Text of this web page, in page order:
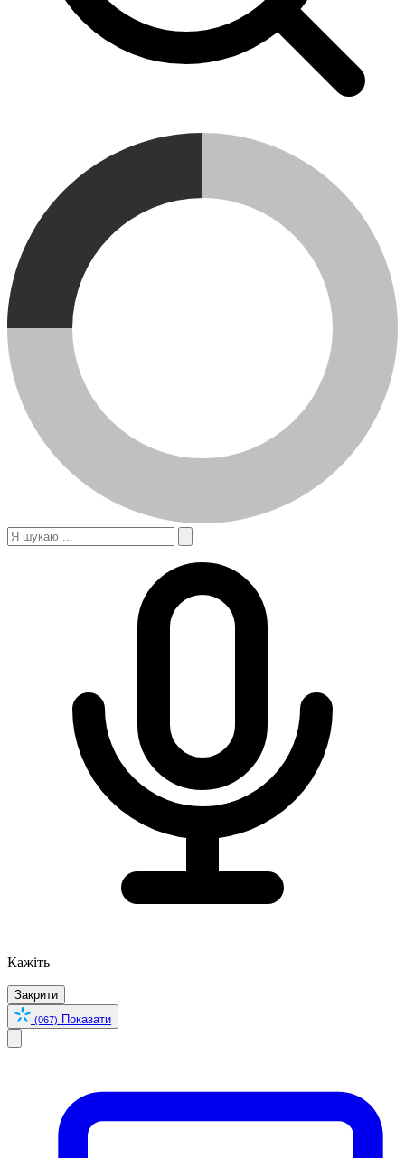
Кажіть
Закрити
(067) Показати